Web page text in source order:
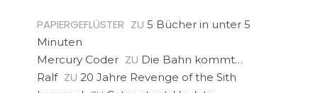
PAPIERGEFLÜSTER ZU 5 Bücher in unter 5
Minuten
Mercury Coder ZU Die Bahn kommt…
Ralf ZU 20 Jahre Revenge of the Sith